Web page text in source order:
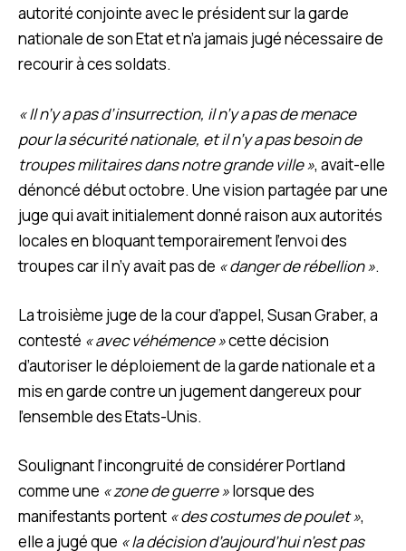
autorité conjointe avec le président sur la garde
nationale de son Etat et n’a jamais jugé nécessaire de
recourir à ces soldats.
« Il n’y a pas d’insurrection, il n’y a pas de menace
pour la sécurité nationale, et il n’y a pas besoin de
troupes militaires dans notre grande ville », avait-elle
dénoncé début octobre. Une vision partagée par une
juge qui avait initialement donné raison aux autorités
locales en bloquant temporairement l’envoi des
troupes car il n’y avait pas de « danger de rébellion ».
La troisième juge de la cour d’appel, Susan Graber, a
contesté « avec véhémence »cette décision
d’autoriser le déploiement de la garde nationale et a
mis en garde contre un jugement dangereux pour
l’ensemble des Etats-Unis.
Soulignant l’incongruité de considérer Portland
comme une « zone de guerre »lorsque des
manifestants portent « des costumes de poulet »,
elle a jugé que « la décision d’aujourd’hui n’est pas